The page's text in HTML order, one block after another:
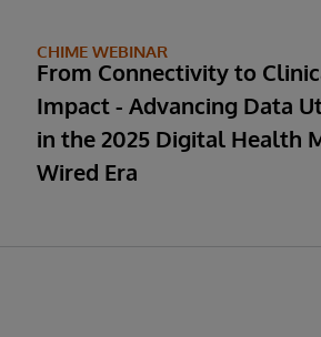
CHIME WEBINAR
From Connectivity to
Impact - Advancing Data
in the 2025 Digital Health
Wired Era